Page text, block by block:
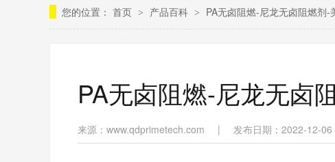
您的位置： 首页 > 产品百科 > PA无卤阻燃-尼龙无卤阻燃剂-
PA无卤阻燃-尼龙无卤
来源：www.qdprimetech.com | 发布日期：2022-12-06